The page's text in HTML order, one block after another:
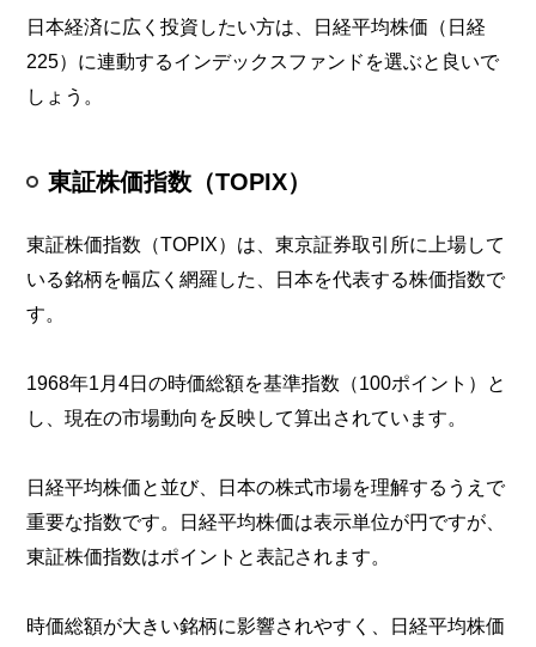
日本経済に広く投資したい方は、日経平均株価（日経
225）に連動するインデックスファンドを選ぶと良いで
しょう。
東証株価指数（TOPIX）
東証株価指数（TOPIX）は、東京証券取引所に上場して
いる銘柄を幅広く網羅した、日本を代表する株価指数で
す。
1968年1月4日の時価総額を基準指数（100ポイント）と
し、現在の市場動向を反映して算出されています。
日経平均株価と並び、日本の株式市場を理解するうえで
重要な指数です。日経平均株価は表示単位が円ですが、
東証株価指数はポイントと表記されます。
時価総額が大きい銘柄に影響されやすく、日経平均株価